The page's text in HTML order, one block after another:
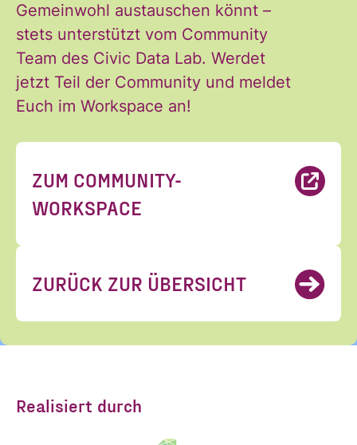
Gemeinwohl austauschen könnt –
stets unterstützt vom Community
Team des Civic Data Lab. Werdet
jetzt Teil der Community und meldet
Euch im Workspace an!
ZUM COMMUNITY-
WORKSPACE
ZURÜCK ZUR ÜBERSICHT
Realisiert durch
ANMELDEN